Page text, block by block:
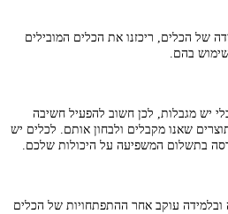
של הכלים, ריכזנו את הכלים המובילים
בהם.
יש מגבלות, לכן חשוב להפעיל חשיבה
שאנו מקבלים ולבחון אותם. לכלים יש
בתשלום המשפיעה על היכולות שלכם.
עוקב אחר ההתפתחויות של הכלים